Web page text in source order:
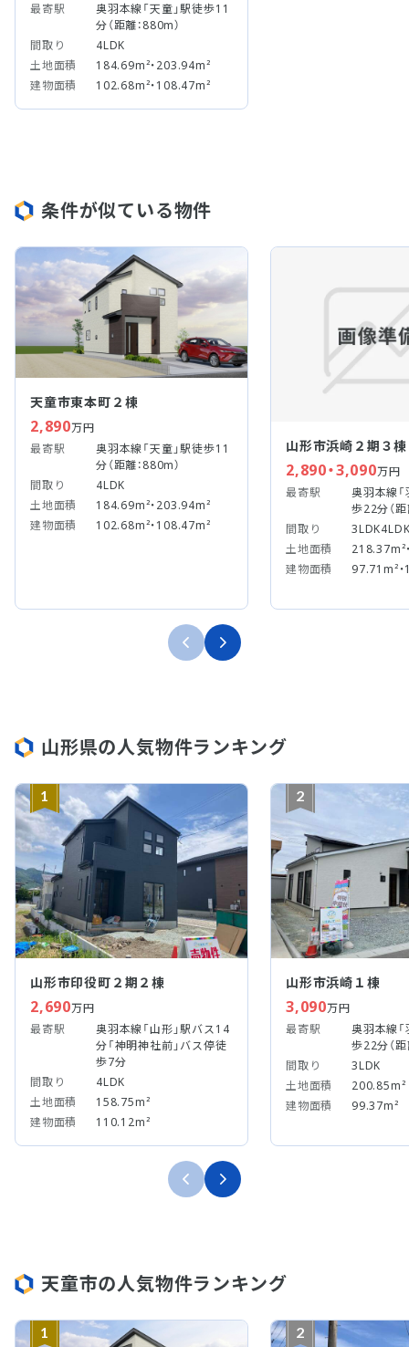
最寄駅
奥羽本線「天童」駅徒歩11
分（距離：880m）
間取り
4LDK
土地面積
184.69m²・203.94m²
建物面積
102.68m²・108.47m²
条件が似ている物件
天童市東本町２棟
2,890万円
最寄駅
奥羽本線「天童」駅徒歩11
分（距離：880m）
間取り
4LDK
土地面積
184.69m²・203.94m²
建物面積
102.68m²・108.47m²
山形市浜崎２期３棟
2,890・3,090万円
最寄駅
奥羽本線
歩22分（
間取り
土地面積
218.37m²
建物面積
97.71m²
山形県の人気物件ランキング
1
山形市印役町２期２棟
2,690万円
最寄駅
奥羽本線「山形」駅バス14
分「神明神社前」バス停徒
歩7分
間取り
4LDK
土地面積
158.75m²
建物面積
110.12m²
2
山形市浜崎１棟
3,090万円
最寄駅
奥羽本線
歩22分（
間取り
3LDK
土地面積
200.85m²
建物面積
99.37m²
天童市の人気物件ランキング
1 2